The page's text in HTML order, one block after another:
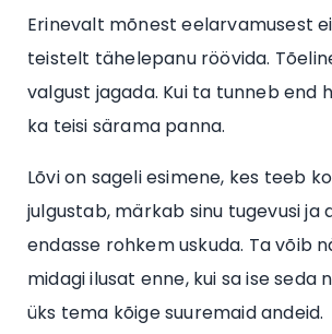
Erinevalt mõnest eelarvamusest
teistelt tähelepanu röövida.
valgust jagada. Kui ta tunneb end
ka teisi särama panna.
Lõvi on sageli esimene, kes teeb
julgustab, märkab sinu tugevusi ja
endasse rohkem uskuda. Ta võib
midagi ilusat enne, kui sa ise seda
üks tema kõige suuremaid andeid.